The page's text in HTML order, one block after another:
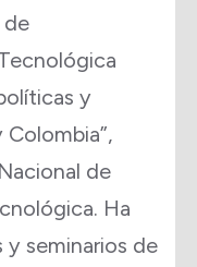
de
y
de
Ha
seminarios de